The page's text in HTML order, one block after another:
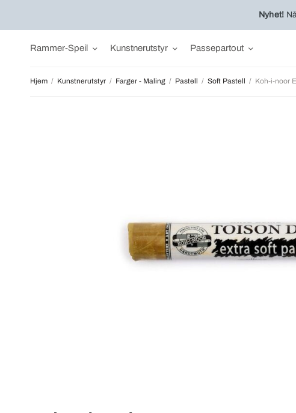
Nyhet!
Rammer-Speil Kunstnerutstyr Passepartout
Hjem / Kunstnerutstyr / Farger - Maling / Pastell / Soft Pastell / Koh-i-noor